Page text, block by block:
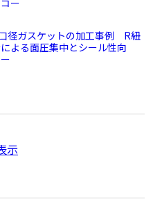
ー
径ガスケットの加工事例 R紐
よる面圧集中とシール性向
示